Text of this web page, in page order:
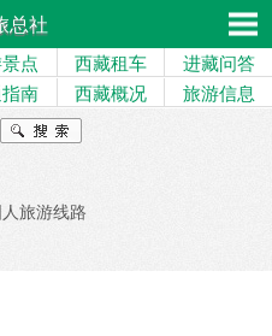
总社
点 西藏租车
进藏问答
南 西藏概况 旅游信息
旅游线路